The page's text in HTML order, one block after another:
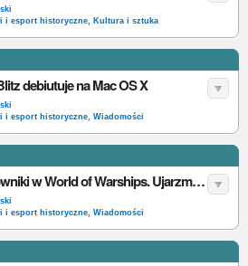
i esport historyczne, Kultura i sztuka
debiutuje na Mac OS X
i esport historyczne, Wiadomości
Sowieckie krążowniki w World of Warships. Ujarzmij ich brutalną siłę i prędkość
i esport historyczne, Wiadomości